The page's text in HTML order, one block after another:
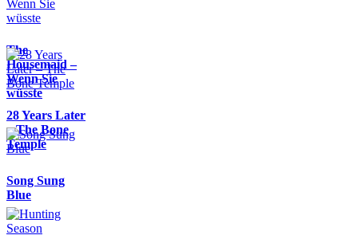
The
Housemaid –
Wenn Sie
wüsste
28 Years Later
– The Bone
Temple
Song Sung
Blue